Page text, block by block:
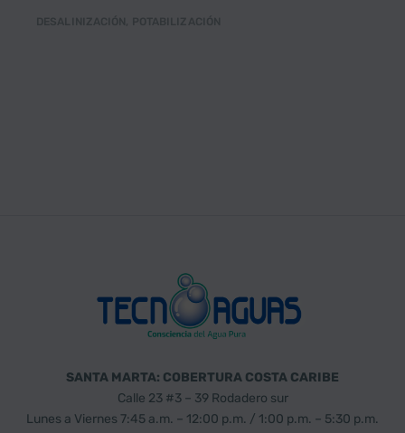
SANTA MARTA: COBERTURA COSTA CARIBE
Calle 23 #3 – 39 Rodadero sur
Lunes a Viernes 7:45 a.m. – 12:00 p.m. / 1:00 p.m. – 5:30 p.m.